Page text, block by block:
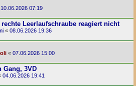
10.06.2026 07:19
Leerlaufschraube reagiert nicht
« 08.06.2026 19:36
« 07.06.2026 15:00
Gang, 3VD
04.06.2026 19:41